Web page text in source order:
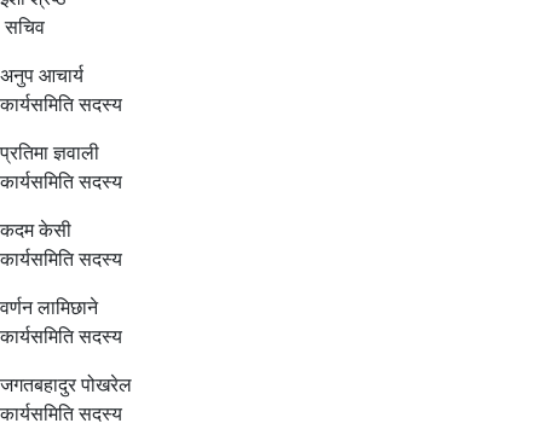
सचिव
अनुप आचार्य
कार्यसमिति सदस्य
प्रतिमा ज्ञवाली
कार्यसमिति सदस्य
कदम केसी
कार्यसमिति सदस्य
वर्णन लामिछाने
कार्यसमिति सदस्य
जगतबहादुर पोखरेल
कार्यसमिति सदस्य